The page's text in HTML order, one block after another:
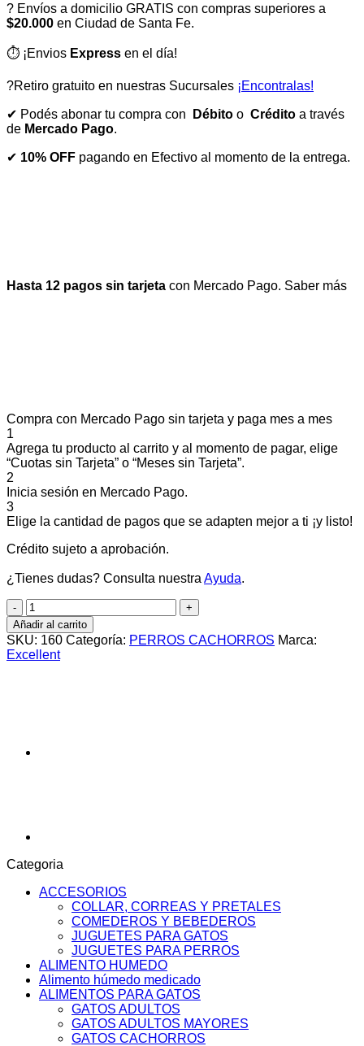
? Envíos a domicilio GRATIS con compras superiores a
$20.000 en Ciudad de Santa Fe.
⏱️ ¡Envios Express en el día!
?Retiro gratuito en nuestras Sucursales ¡Encontralas!
✔ Podés abonar tu compra con Débito o Crédito a través
de Mercado Pago.
✔ 10% OFF pagando en Efectivo al momento de la entrega.
Hasta 12 pagos sin tarjeta con Mercado Pago. Saber más
Compra con Mercado Pago sin tarjeta y paga mes a mes
1
Agrega tu producto al carrito y al momento de pagar, elige
“Cuotas sin Tarjeta” o “Meses sin Tarjeta”.
2
Inicia sesión en Mercado Pago.
3
Elige la cantidad de pagos que se adapten mejor a ti ¡y listo!
Crédito sujeto a aprobación.
¿Tienes dudas? Consulta nuestra Ayuda.
EXCELLENT
PUPPY
Razas
Medianas
y
Añadir al carrito
SKU: 160 Categoría: PERROS CACHORROS Marca:
Excellent
Categoria
ACCESORIOS
COLLAR, CORREAS Y PRETALES
COMEDEROS Y BEBEDEROS
JUGUETES PARA GATOS
JUGUETES PARA PERROS
ALIMENTO HUMEDO
Alimento húmedo medicado
ALIMENTOS PARA GATOS
GATOS ADULTOS
GATOS ADULTOS MAYORES
GATOS CACHORROS